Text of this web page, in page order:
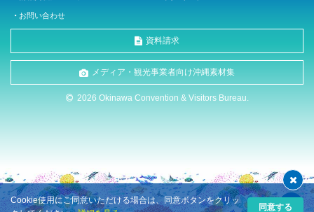
お問い合わせ
資料請求
メディア・観光事業者向け沖縄素材集
2026 Okinawa Convention & Visitors Bureau.
Cookie使用にご同意いただける場合は、同意ボタンをクリッ
同意する